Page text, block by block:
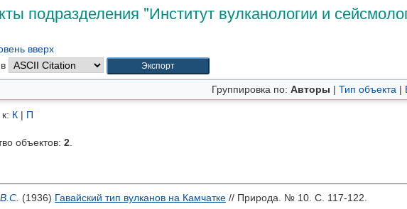
подразделения "Институт вулканологии и
вверх
Группировка по: Авторы | Тип объекта |
К | П
объектов: 2
(1936) Гавайский тип вулканов на Камчатке // Природа. № 10. С. 117-122.